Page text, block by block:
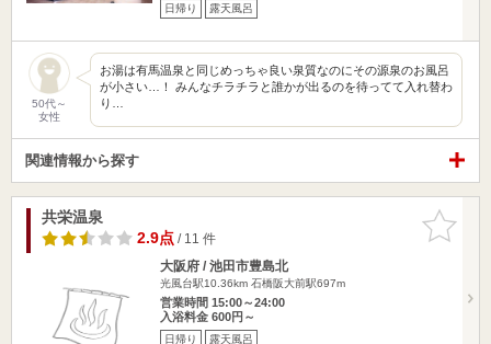
日帰り 露天風呂
50代～
女性
お湯は有馬温泉と同じめっちゃ良い泉質なのにその源泉のお風呂
が小さい…！ みんなチラチラと誰かが出るのを待ってて入れ替わ
り…
関連情報から探す
お気に入
りに追加
共栄温泉
2.9点/ 11 件
大阪府 / 池田市豊島北
光風台駅10.36km 石橋阪大前駅697m
営業時間 15:00～24:00
入浴料金 600円～
日帰り 露天風呂